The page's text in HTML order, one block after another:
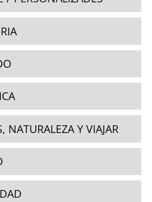
NATURALEZA Y VIAJAR